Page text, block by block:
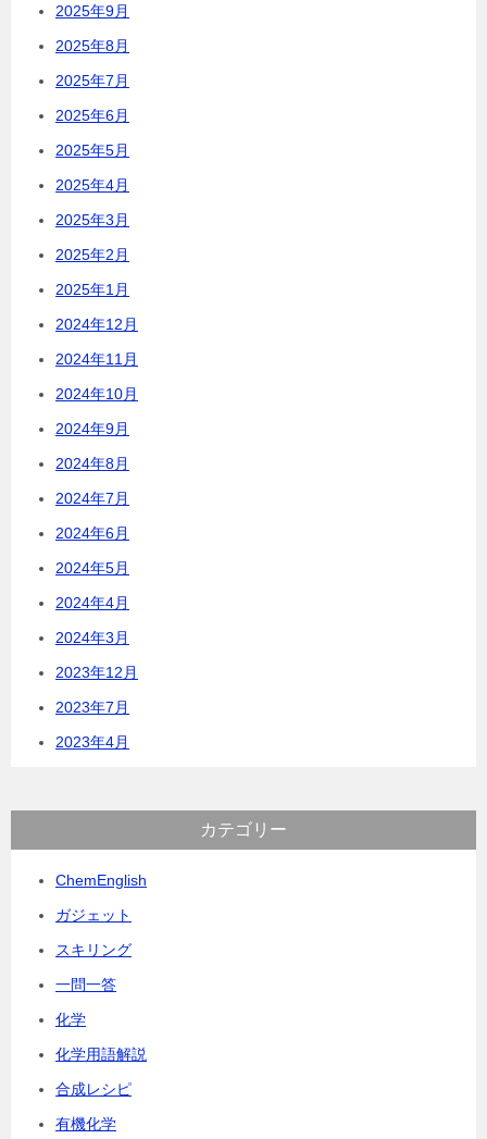
2025年9月
2025年8月
2025年7月
2025年6月
2025年5月
2025年4月
2025年3月
2025年2月
2025年1月
2024年12月
2024年11月
2024年10月
2024年9月
2024年8月
2024年7月
2024年6月
2024年5月
2024年4月
2024年3月
2023年12月
2023年7月
2023年4月
カテゴリー
ChemEnglish
ガジェット
スキリング
一問一答
化学
化学用語解説
合成レシピ
有機化学